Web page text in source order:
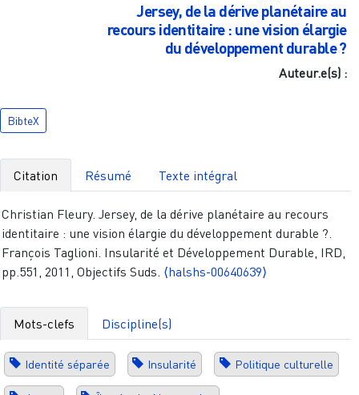
Jersey, de la dérive planétaire au
recours identitaire : une vision élargie
du développement durable ?
Auteur.e(s) :
BibteX
Citation Résumé Texte intégral
Christian Fleury. Jersey, de la dérive planétaire au recours
identitaire : une vision élargie du développement durable ?.
François Taglioni. Insularité et Développement Durable, IRD,
pp.551, 2011, Objectifs Suds. ⟨halshs-00640639⟩
Mots-clefs Discipline(s)
Identité séparée Insularité Politique culturelle